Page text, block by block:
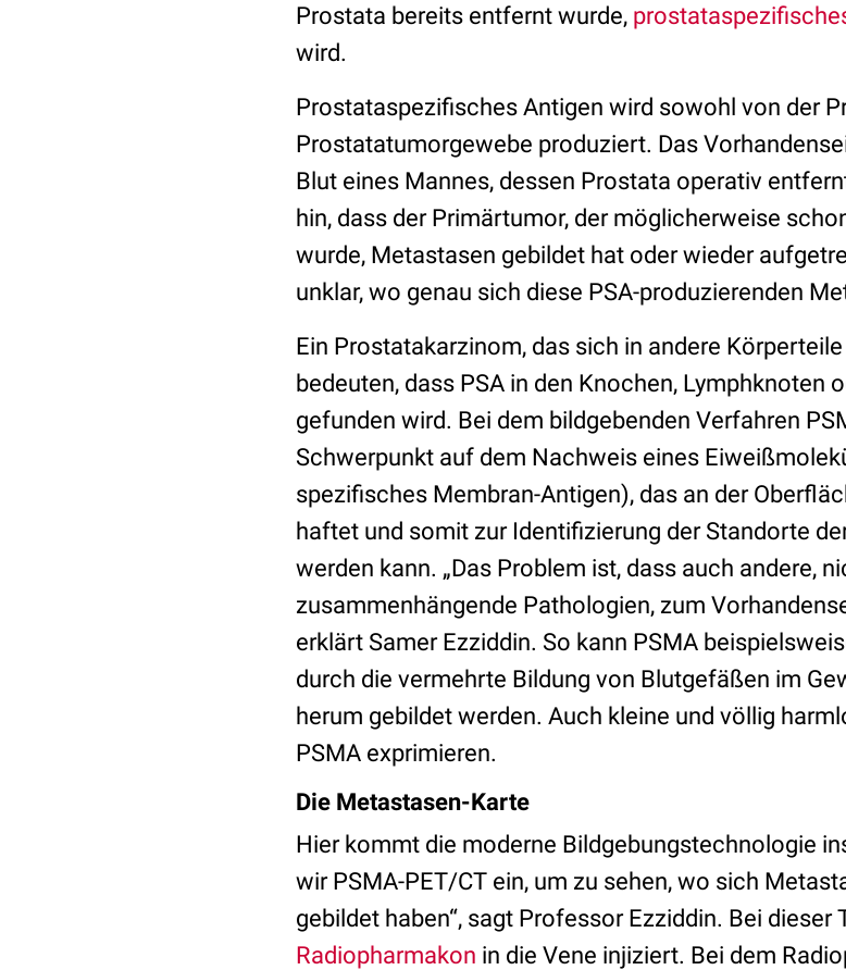
Prostata bereits entfernt wurde,
wird.
Prostataspezifisches Antigen wird sowohl von der
Prostatatumorgewebe produziert. Das
Blut eines Mannes, dessen Prostata operativ
hin, dass der Primärtumor, der möglicherweise
wurde, Metastasen gebildet hat oder wieder
unklar, wo genau sich diese PSA-produzierenden
Ein Prostatakarzinom, das sich in andere
bedeuten, dass PSA in den Knochen, Lymphknoten
gefunden wird. Bei dem bildgebenden Verfahren
Schwerpunkt auf dem Nachweis eines
spezifisches Membran-Antigen), das an der
haftet und somit zur Identifizierung der Standorte
werden kann. „Das Problem ist, dass auch andere,
zusammenhängende Pathologien, zum
erklärt Samer Ezziddin. So kann PSMA
durch die vermehrte Bildung von Blutgefäßen im
herum gebildet werden. Auch kleine und völlig
PSMA exprimieren.
Die Metastasen-Karte
Hier kommt die moderne Bildgebungstechnologie
wir PSMA-PET/CT ein, um zu sehen, wo sich
gebildet haben“, sagt Professor Ezziddin. Bei
Radiopharmakon in die Vene injiziert. Bei dem